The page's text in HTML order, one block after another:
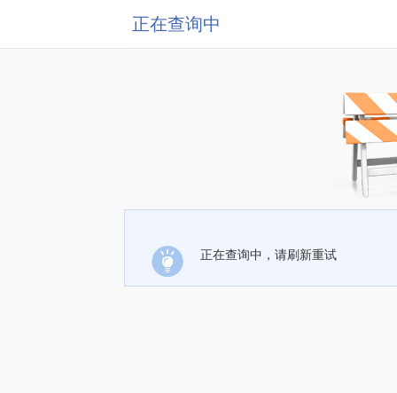
正在查询中
正在查询中，请刷新重试